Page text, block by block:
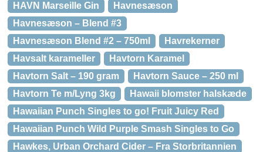
HAVN Marseille Gin
Havnesæson
Havnesæson – Blend #3
Havnesæson Blend #2 – 750ml
Havrekerner
Havsalt karameller
Havtorn Karamel
Havtorn Salt – 190 gram
Havtorn Sauce – 250 ml
Havtorn Te m/Lyng 3kg
Hawaii blomster halskæde
Hawaiian Punch Singles to go! Fruit Juicy Red
Hawaiian Punch Wild Purple Smash Singles to Go
Hawkes, Urban Orchard Cider – Fra Storbritannien